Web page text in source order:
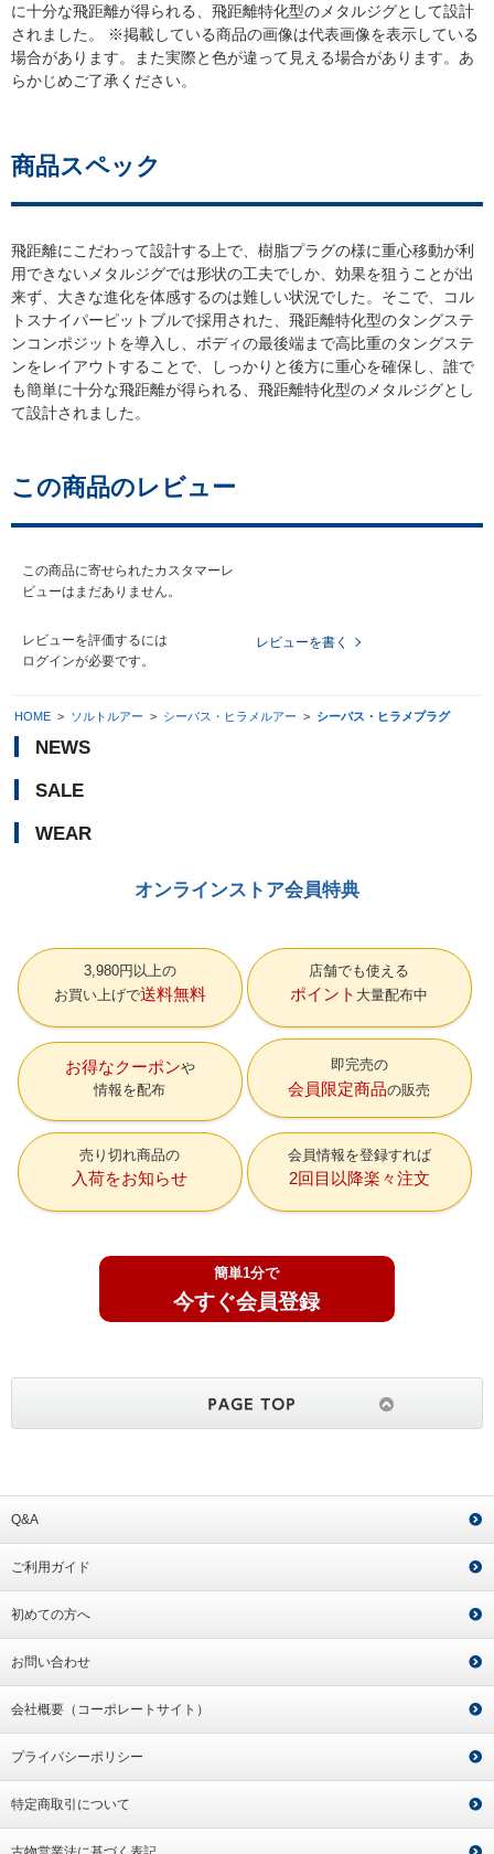
に十分な飛距離が得られる、飛距離特化型のメタルジグとして設計
されました。 ※掲載している商品の画像は代表画像を表示している
場合があります。また実際と色が違って見える場合があります。あ
らかじめご了承ください。
商品スペック
飛距離にこだわって設計する上で、樹脂プラグの様に重心移動が利
用できないメタルジグでは形状の工夫でしか、効果を狙うことが出
来ず、大きな進化を体感するのは難しい状況でした。そこで、コル
トスナイパーピットブルで採用された、飛距離特化型のタングステ
ンコンポジットを導入し、ボディの最後端まで高比重のタングステ
ンをレイアウトすることで、しっかりと後方に重心を確保し、誰で
も簡単に十分な飛距離が得られる、飛距離特化型のメタルジグとし
て設計されました。
この商品のレビュー
この商品に寄せられたカスタマーレ
ビューはまだありません。
レビューを評価するには
ログインが必要です。
レビューを書く
HOME > ソルトルアー > シーバス・ヒラメルアー > シーバス・ヒラメプラグ
NEWS
SALE
WEAR
オンラインストア会員特典
3,980円以上の
お買い上げで送料無料
店舗でも使える
ポイント 大量配布中
お得なクーポン
情報を配布
即完売の
会員限定商品の販売
売り切れ商品の
入荷をお知らせ
会員情報を登録すれば
2回目以降楽々注文
簡単1分で
今すぐ会員登録
Q&A
ご利用ガイド
初めての方へ
お問い合わせ
会社概要（コーポレートサイト）
プライバシーポリシー
特定商取引について